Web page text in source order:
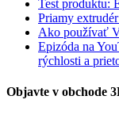
Test produktu:
Priamy
Ako používať
Epizóda na
rýchlosti a
Objavte v obchode